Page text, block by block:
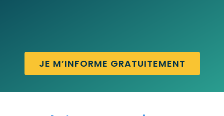
JE M’INFORME GRATUITEMENT